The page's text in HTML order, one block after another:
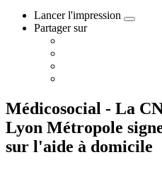
Lancer l'impression
Lancer
Partager sur
Médicosocial - La
Lyon Métropole
sur l'aide à domicile